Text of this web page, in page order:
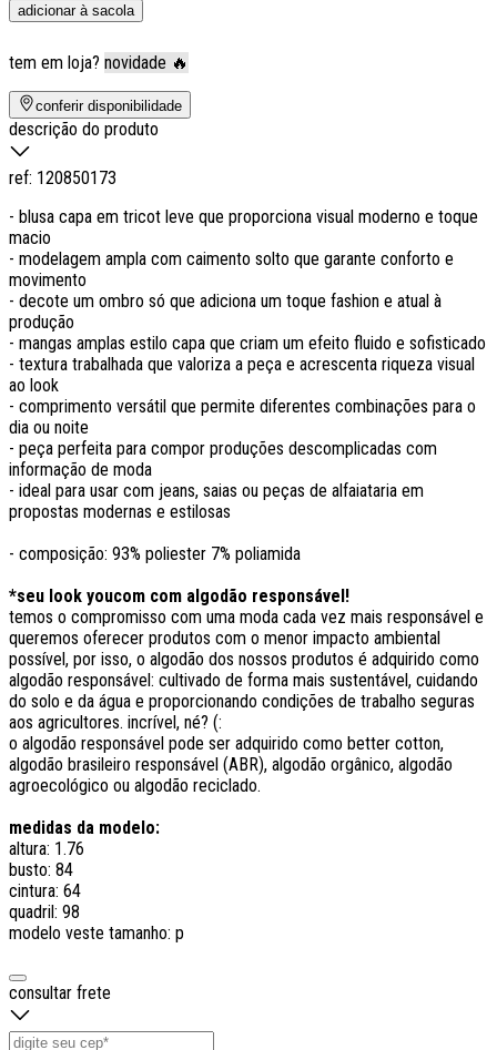
adicionar à sacola
tem em loja? novidade 🔥
conferir disponibilidade
descrição do produto
ref: 120850173
- blusa capa em tricot leve que proporciona visual moderno e toque
macio
- modelagem ampla com caimento solto que garante conforto e
movimento
- decote um ombro só que adiciona um toque fashion e atual à
produção
- mangas amplas estilo capa que criam um efeito fluido e sofisticado
- textura trabalhada que valoriza a peça e acrescenta riqueza visual
ao look
- comprimento versátil que permite diferentes combinações para o
dia ou noite
- peça perfeita para compor produções descomplicadas com
informação de moda
- ideal para usar com jeans, saias ou peças de alfaiataria em
propostas modernas e estilosas
- composição: 93% poliester 7% poliamida
*seu look youcom com algodão responsável!
temos o compromisso com uma moda cada vez mais responsável e
queremos oferecer produtos com o menor impacto ambiental
possível, por isso, o algodão dos nossos produtos é adquirido como
algodão responsável: cultivado de forma mais sustentável, cuidando
do solo e da água e proporcionando condições de trabalho seguras
aos agricultores. incrível, né? (:
o algodão responsável pode ser adquirido como better cotton,
algodão brasileiro responsável (ABR), algodão orgânico, algodão
agroecológico ou algodão reciclado.
medidas da modelo:
altura: 1.76
busto: 84
cintura: 64
quadril: 98
modelo veste tamanho: p
consultar frete